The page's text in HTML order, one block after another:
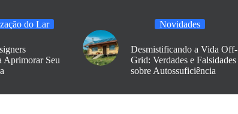
do Lar
Aprimorar Seu
Novidades
Desmistificando a Vida Off-
Grid: Verdades e Falsidades
sobre Autossuficiência